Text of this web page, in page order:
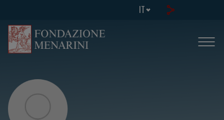
IT